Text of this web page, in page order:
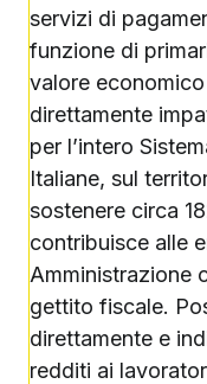
servizi di
funzione di
valore
direttamente
per l’intero
Italiane, sul
sostenere circa
contribuisce alle
Amministrazione
gettito fiscale.
direttamente e
redditi ai